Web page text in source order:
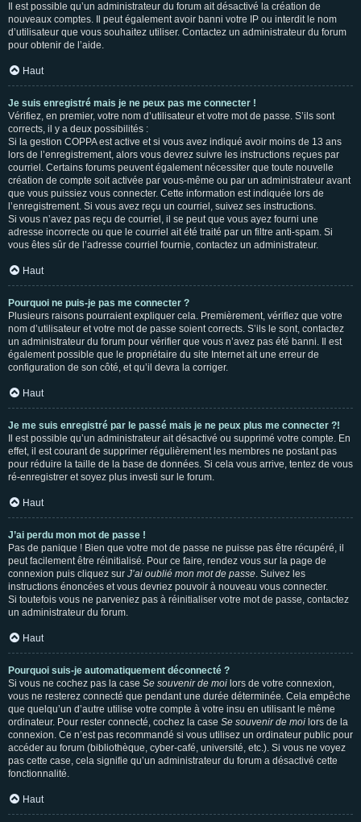
Il est possible qu’un administrateur du forum ait désactivé la création de
nouveaux comptes. Il peut également avoir banni votre IP ou interdit le nom
d’utilisateur que vous souhaitez utiliser. Contactez un administrateur du forum
pour obtenir de l’aide.
Haut
Je suis enregistré mais je ne peux pas me connecter !
Vérifiez, en premier, votre nom d’utilisateur et votre mot de passe. S’ils sont
corrects, il y a deux possibilités :
Si la gestion COPPA est active et si vous avez indiqué avoir moins de 13 ans
lors de l’enregistrement, alors vous devrez suivre les instructions reçues par
courriel. Certains forums peuvent également nécessiter que toute nouvelle
création de compte soit activée par vous-même ou par un administrateur avant
que vous puissiez vous connecter. Cette information est indiquée lors de
l’enregistrement. Si vous avez reçu un courriel, suivez ses instructions.
Si vous n’avez pas reçu de courriel, il se peut que vous ayez fourni une
adresse incorrecte ou que le courriel ait été traité par un filtre anti-spam. Si
vous êtes sûr de l’adresse courriel fournie, contactez un administrateur.
Haut
Pourquoi ne puis-je pas me connecter ?
Plusieurs raisons pourraient expliquer cela. Premièrement, vérifiez que votre
nom d’utilisateur et votre mot de passe soient corrects. S’ils le sont, contactez
un administrateur du forum pour vérifier que vous n’avez pas été banni. Il est
également possible que le propriétaire du site Internet ait une erreur de
configuration de son côté, et qu’il devra la corriger.
Haut
Je me suis enregistré par le passé mais je ne peux plus me connecter ?!
Il est possible qu’un administrateur ait désactivé ou supprimé votre compte. En
effet, il est courant de supprimer régulièrement les membres ne postant pas
pour réduire la taille de la base de données. Si cela vous arrive, tentez de vous
ré-enregistrer et soyez plus investi sur le forum.
Haut
J’ai perdu mon mot de passe !
Pas de panique ! Bien que votre mot de passe ne puisse pas être récupéré, il
peut facilement être réinitialisé. Pour ce faire, rendez vous sur la page de
connexion puis cliquez sur J’ai oublié mon mot de passe. Suivez les
instructions énoncées et vous devriez pouvoir à nouveau vous connecter.
Si toutefois vous ne parveniez pas à réinitialiser votre mot de passe, contactez
un administrateur du forum.
Haut
Pourquoi suis-je automatiquement déconnecté ?
Si vous ne cochez pas la case Se souvenir de moi lors de votre connexion,
vous ne resterez connecté que pendant une durée déterminée. Cela empêche
que quelqu’un d’autre utilise votre compte à votre insu en utilisant le même
ordinateur. Pour rester connecté, cochez la case Se souvenir de moi lors de la
connexion. Ce n’est pas recommandé si vous utilisez un ordinateur public pour
accéder au forum (bibliothèque, cyber-café, université, etc.). Si vous ne voyez
pas cette case, cela signifie qu’un administrateur du forum a désactivé cette
fonctionnalité.
Haut